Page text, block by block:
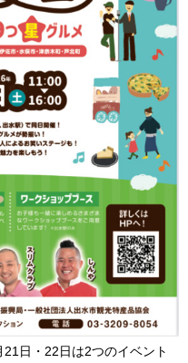
日・22日は2つのイベント